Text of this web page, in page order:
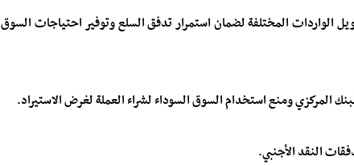
الواردات المختلفة لضمان استمرار تدفق السلع وتوفير احتياجات السوق